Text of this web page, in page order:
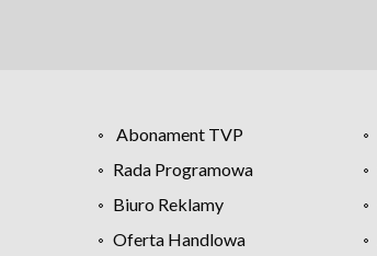
Abonament TVP
Rada Programowa
Biuro Reklamy
Oferta Handlowa